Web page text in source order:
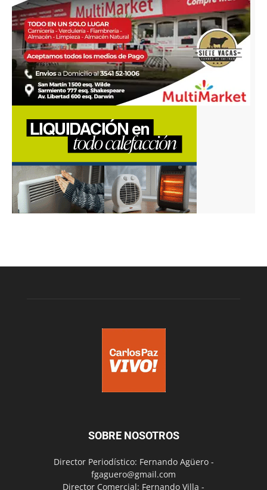
SOBRE NOSOTROS
Director Periodístico: Fernando Agüero -
fgaguero@gmail.com
Director Comercial: Fernando Villa -